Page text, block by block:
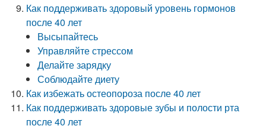
Как поддерживать здоровый уровень гормонов
после 40 лет
Высыпайтесь
Управляйте стрессом
Делайте зарядку
Соблюдайте диету
Как избежать остеопороза после 40 лет
Как поддерживать здоровые зубы и полости рта
после 40 лет